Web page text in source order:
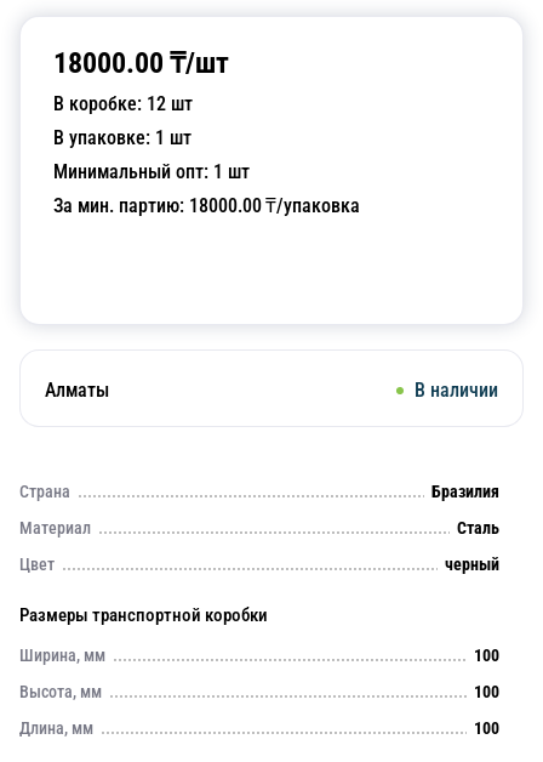
18000.00 ₸/шт
В коробке: 12 шт
В упаковке: 1 шт
Минимальный опт: 1 шт
За мин. партию: 18000.00₸/упаковка
Алматы В наличии
Страна
Бразилия
Материал
Сталь
Цвет
черный
Размеры транспортной коробки
Ширина, мм
100
Высота, мм
100
Длина, мм
100